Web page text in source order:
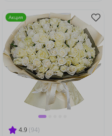
4.9 (94)
Акция